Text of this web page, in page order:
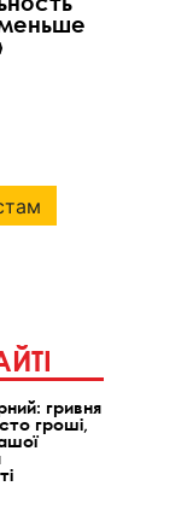
гривня
гроші,